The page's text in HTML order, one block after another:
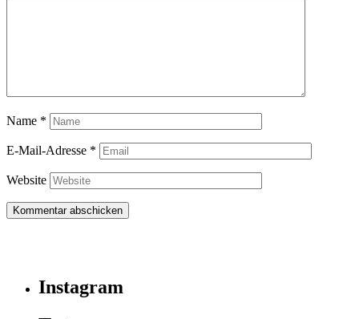
Name *
E-Mail-Adresse *
Website
Instagram